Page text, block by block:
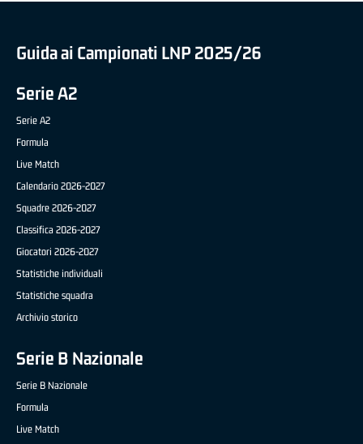
Guida ai Campionati LNP 2025/26
Serie A2
Serie A2
Formula
Live Match
Calendario 2026-2027
Squadre 2026-2027
Classifica 2026-2027
Giocatori 2026-2027
Statistiche individuali
Statistiche squadra
Archivio storico
Serie B Nazionale
Serie B Nazionale
Formula
Live Match